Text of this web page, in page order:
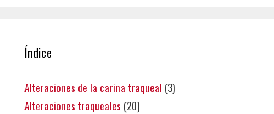
Índice
Alteraciones de la carina traqueal (3)
Alteraciones traqueales (20)